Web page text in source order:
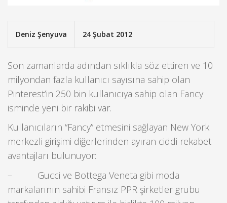
Deniz Şenyuva 24 Şubat 2012
Son zamanlarda adından sıklıkla söz ettiren ve 10
milyondan fazla kullanıcı sayısına sahip olan
Pinterest’in 250 bin kullanıcıya sahip olan Fancy
isminde yeni bir rakibi var.
Kullanıcıların “Fancy” etmesini sağlayan New York
merkezli girişimi diğerlerinden ayıran ciddi rekabet
avantajları bulunuyor:
– Gucci ve Bottega Veneta gibi moda
markalarının sahibi Fransız PPR şirketler grubu